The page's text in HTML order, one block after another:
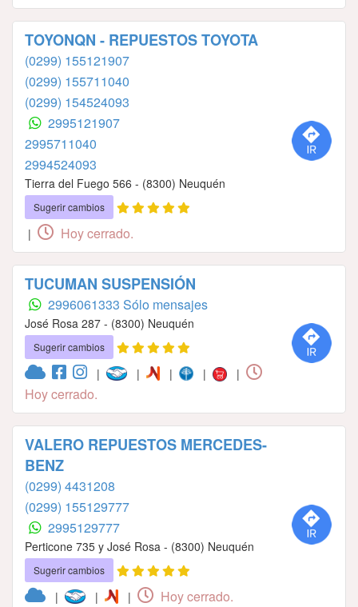
TOYONQN - REPUESTOS TOYOTA
(0299) 155121907
(0299) 155711040
(0299) 154524093
2995121907
2995711040
2994524093
Tierra del Fuego 566 - (8300) Neuquén
Sugerir cambios
| Hoy cerrado.
TUCUMAN SUSPENSIÓN
2996061333 Sólo mensajes
José Rosa 287 - (8300) Neuquén
Sugerir cambios
| | | | |
Hoy cerrado.
VALERO REPUESTOS MERCEDES-
BENZ
(0299) 4431208
(0299) 155129777
2995129777
Perticone 735 y José Rosa - (8300) Neuquén
Sugerir cambios
| | | Hoy cerrado.